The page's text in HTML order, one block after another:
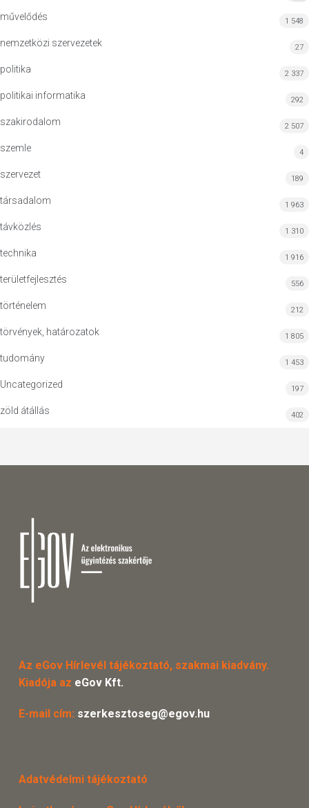
művelődés 1 548
nemzetközi szervezetek 27
politika 2 337
politikai informatika 292
szakirodalom 2 507
szemle 4
szervezet 189
társadalom 1 963
távközlés 1 310
technika 1 916
területfejlesztés 556
történelem 212
törvények, határozatok 1 805
tudomány 1 453
Uncategorized 197
zöld átállás 402
Az eGov Hírlevél tájékoztató, szakmai kiadvány.
Kiadója az eGov Kft.
E-mail cím: szerkesztoseg@egov.hu
Adatvédelmi tájékoztató